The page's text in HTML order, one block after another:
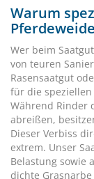
Warum
Wer beim
von teuren
Rasensaatgut
für die
Während Rinder
abreißen,
Dieser Verbiss
extrem. Unser
Belastung sowie
dichte